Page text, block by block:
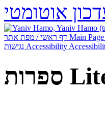
אוטומטי
Main
Accessibility
ספרות